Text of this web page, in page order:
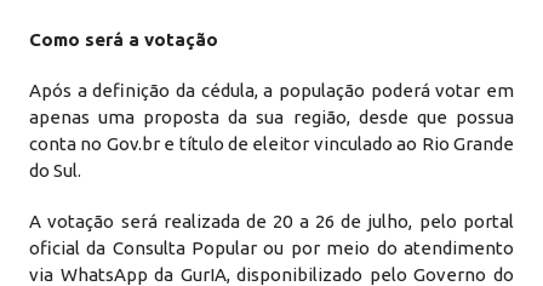
Como será a votação
Após a definição da cédula, a população poderá votar em
apenas uma proposta da sua região, desde que possua
conta no Gov.br e título de eleitor vinculado ao Rio Grande
do Sul.
A votação será realizada de 20 a 26 de julho, pelo portal
oficial da Consulta Popular ou por meio do atendimento
via WhatsApp da GurIA, disponibilizado pelo Governo do